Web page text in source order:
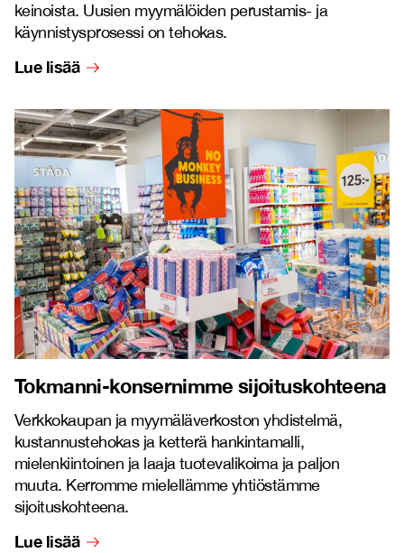
keinoista. Uusien myymälöiden perustamis- ja
käynnistysprosessi on tehokas.
Lue lisää
Tokmanni-konsernimme sijoituskohteena
Verkkokaupan ja myymäläverkoston yhdistelmä,
kustannustehokas ja ketterä hankintamalli,
mielenkiintoinen ja laaja tuotevalikoima ja paljon
muuta. Kerromme mielellämme yhtiöstämme
sijoituskohteena.
Lue lisää